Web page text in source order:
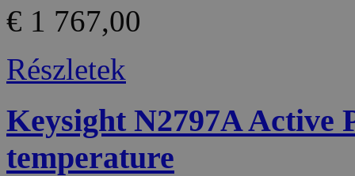
€ 1 767,00
Részletek
Keysight N2797A Active
temperature